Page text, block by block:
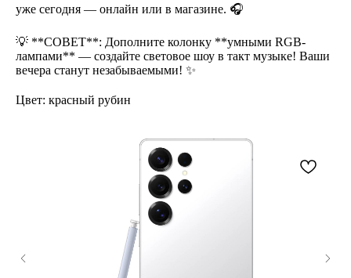
уже сегодня — онлайн или в магазине. 🎧
💡 **СОВЕТ**: Дополните колонку **умными RGB-
лампами** — создайте световое шоу в такт музыке! Ваши
вечера станут незабываемыми! ✨
Цвет: красный рубин